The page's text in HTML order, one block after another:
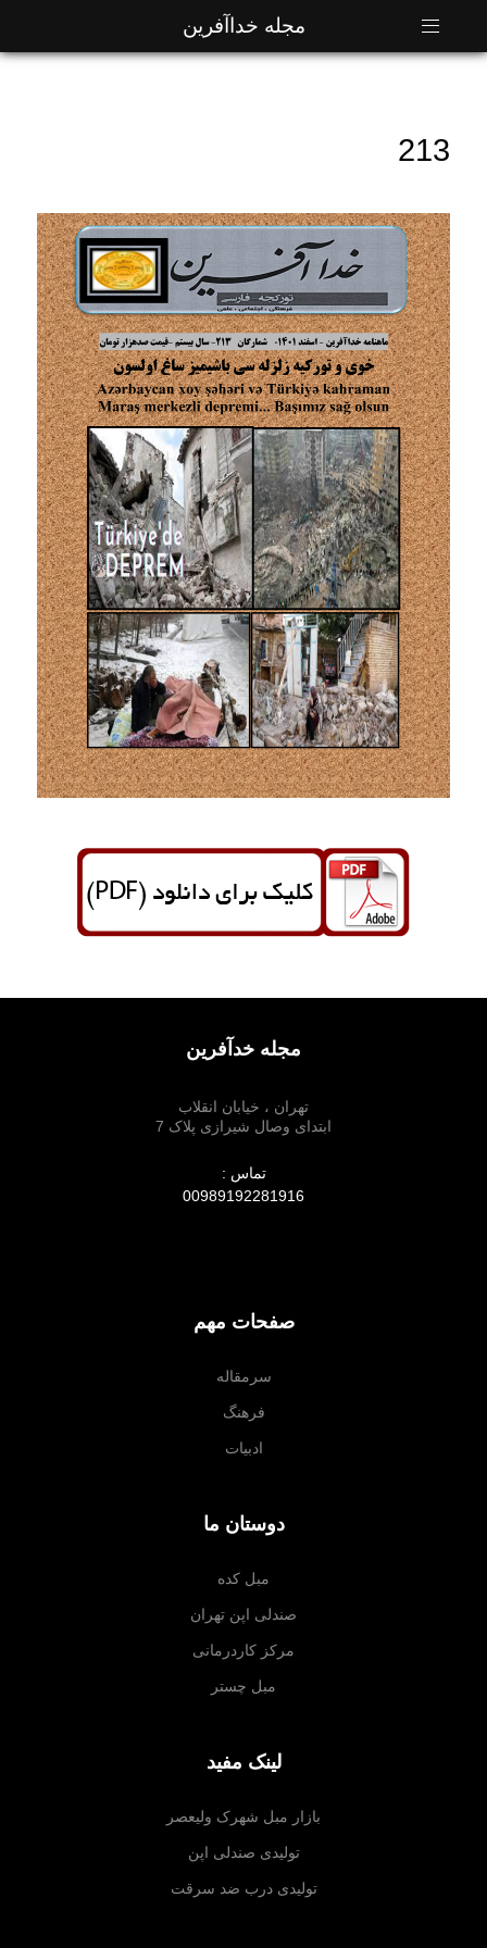
مجله خداآفرین
213
مجله خدآفرین
تهران ، خیابان انقلاب
ابتدای وصال شیرازی پلاک 7
تماس :
00989192281916
صفحات مهم
سرمقاله
فرهنگ
ادبیات
دوستان ما
مبل کده
صندلی اپن تهران
مرکز کاردرمانی
مبل چستر
لینک مفید
بازار مبل شهرک ولیعصر
تولیدی صندلی اپن
تولیدی درب ضد سرقت